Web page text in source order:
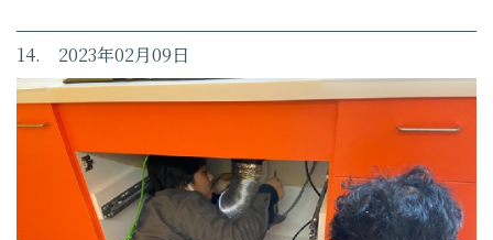
14. 2023年02月09日